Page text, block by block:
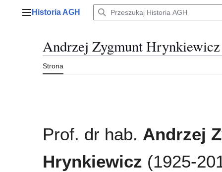
Menu główne
Historia AGH
Andrzej Zygmunt Hrynkiewicz
Strona
Prof. dr hab. Andrzej
Hrynkiewicz (1925-